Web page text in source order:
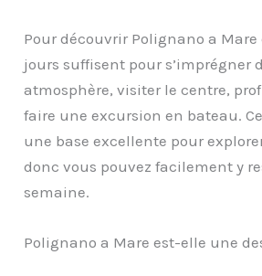
Pour découvrir Polignano a
jours suffisent pour s’imprégner
atmosphère, visiter le centre,
faire une excursion en bateau.
une base excellente pour
donc vous pouvez facilement y
semaine.
Polignano a Mare est-elle une